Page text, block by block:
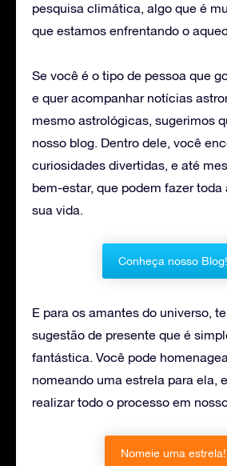
pesquisa climática, algo que é
que estamos enfrentando o
Se você é o tipo de pessoa que
e quer acompanhar notícias
mesmo astrológicas, sugerimos
nosso blog. Dentro dele, você
curiosidades divertidas, e até
bem-estar, que podem fazer toda
sua vida.
Conheça nosso Blog!
E para os amantes do universo,
sugestão de presente que é
fantástica. Você pode
nomeando uma estrela para ela,
realizar todo o processo em
Nomeie uma estrela!